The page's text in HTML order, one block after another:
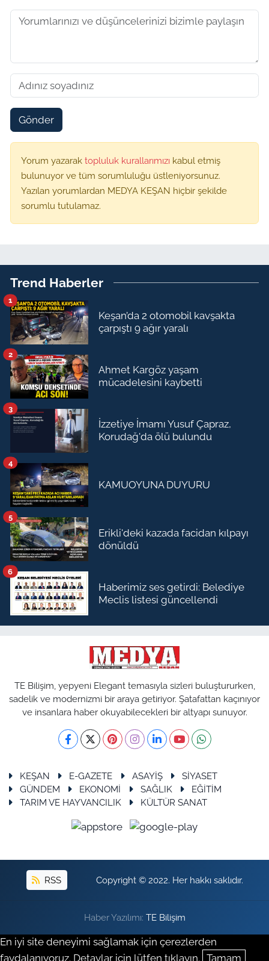
Gönder
Yorum yazarak topluluk kurallarımızı kabul etmiş
bulunuyor ve tüm sorumluluğu üstleniyorsunuz.
Yazılan yorumlardan MEDYA KEŞAN hiçbir şekilde
sorumlu tutulamaz.
Trend Haberler
Keşan’da 2 otomobil kavşakta
çarpıştı 9 ağır yaralı
1
Ahmet Kargöz yaşam
mücadelesini kaybetti
2
İzzetiye İmamı Yusuf Çapraz,
Korudağ'da ölü bulundu
3
KAMUOYUNA DUYURU
4
Erikli'deki kazada facidan kılpayı
dönüldü
5
Haberimiz ses getirdi: Belediye
Meclis listesi güncellendi
6
TE Bilişim, yepyeni Elegant temasıyla sizleri buluştururken,
sadelik ve modernizmi bir araya getiriyor. Şatafattan kaçınıyor
ve insanlara haber okuyabilecekleri bir altyapı sunuyor.
KEŞAN E-GAZETE ASAYİŞ
SİYASET
GÜNDEM
EKONOMİ SAĞLIK
EĞİTİM
TARIM VE HAYVANCILIK
KÜLTÜR SANAT
RSS Copyright © 2022. Her hakkı saklıdır.
Haber Yazılımı: TE Bilişim
En iyi site deneyimi sağlamak için çerezlerden
faydalanıyoruz. Detaylar için lütfen tıklayın. Tamam